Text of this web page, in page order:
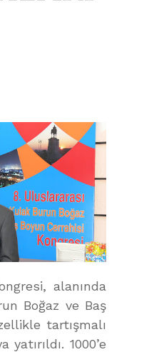
alanında
Boğaz ve Baş
tartışmalı
1000’e